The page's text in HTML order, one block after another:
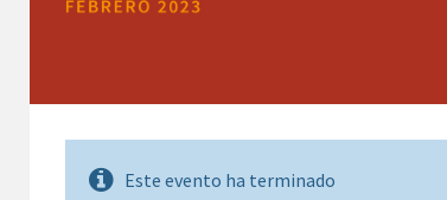
Este evento ha terminado